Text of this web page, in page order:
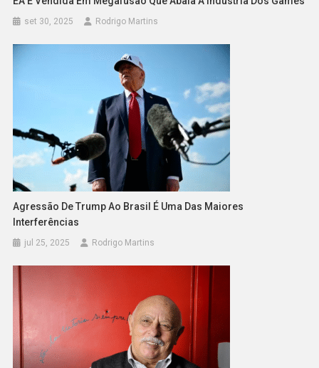
set 30, 2025 Rodrigo Martins
Agressão De Trump Ao Brasil É Uma Das Maiores
Interferências
jul 25, 2025 Rodrigo Martins